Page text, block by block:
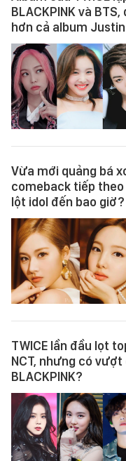
BLACKPINK và
hơn cả album
Vừa mới quảng bá
comeback tiếp theo
lột idol đến bao giờ?
TWICE lần đầu lọt
NCT, nhưng có
BLACKPINK?